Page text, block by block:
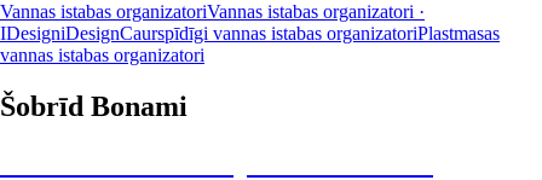
Vannas istabas organizatoriVannas istabas organizatori ·
IDesigniDesignCaurspīdīgi vannas istabas organizatoriPlastmasas
vannas istabas organizatori
Šobrīd Bonami